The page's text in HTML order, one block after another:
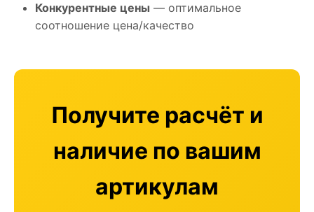
Конкурентные цены — оптимальное
соотношение цена/качество
Получите расчёт и
наличие по вашим
артикулам